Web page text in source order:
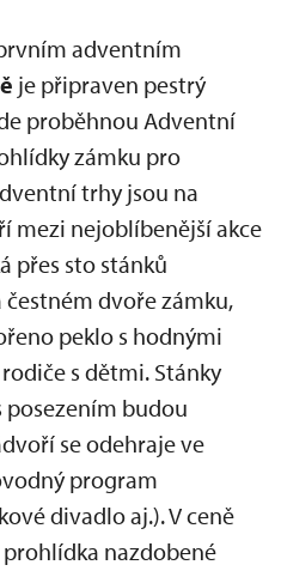
adventním
je připraven pestrý
proběhnou Adventní
zámku pro
trhy jsou na
mezi nejoblíbenější akce
přes sto stánků
dvoře zámku,
peklo s hodnými
s dětmi. Stánky
posezením budou
se odehraje ve
program
divadlo aj.). V ceně
nazdobené